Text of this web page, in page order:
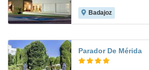
Badajoz
Parador De Mérida